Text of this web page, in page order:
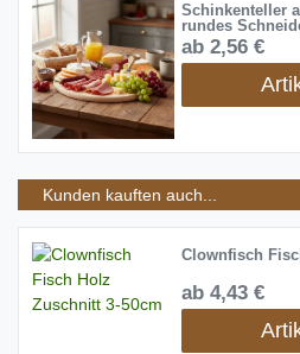
Schinkenteller
rundes
ab 2,56 €
Kunden kauften auch...
Clownfisch
ab 4,43 €